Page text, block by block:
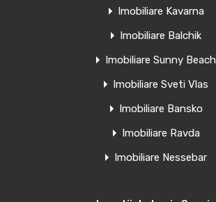
Imobiliare Kavarna
Imobiliare Balchik
Imobiliare Sunny Beach
Imobiliare Sveti Vlas
Imobiliare Bansko
Imobiliare Ravda
Imobiliare Nessebar